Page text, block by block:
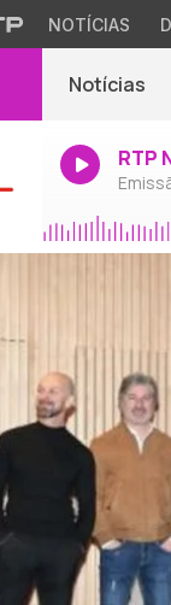
NOTÍCIAS
Notícias
RTP